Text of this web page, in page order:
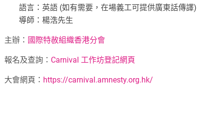
語言：英語 (如有需要，在場義工可提供廣東話傳譯)
導師：楊浩先生
主辦： 國際特赦組織香港分會
報名及查詢： Carnival 工作坊登記網頁
大會網頁： https://carnival.amnesty.org.hk/